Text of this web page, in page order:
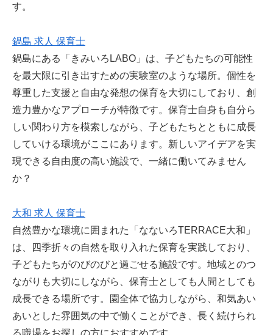
す。
鍋島 求人 保育士
鍋島にある「きみいろLABO」は、子どもたちの可能性
を最大限に引き出すための実験室のような場所。個性を
尊重した支援と自由な発想の保育を大切にしており、創
造力豊かなアプローチが特徴です。保育士自身も自分ら
しい関わり方を模索しながら、子どもたちとともに成長
していける環境がここにあります。新しいアイデアを実
現できる自由度の高い施設で、一緒に働いてみません
か？
大和 求人 保育士
自然豊かな環境に囲まれた「なないろTERRACE大和」
は、四季折々の自然を取り入れた保育を実践しており、
子どもたちがのびのびと過ごせる施設です。地域とのつ
ながりも大切にしながら、保育士としても人間としても
成長できる場所です。園全体で協力しながら、和気あい
あいとした雰囲気の中で働くことができ、長く続けられ
る職場をお探しの方におすすめです。